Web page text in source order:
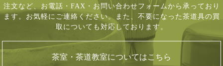
注文など、 お電話・FAX・お問い合わせフォームから承っており
ます。お気軽にご連絡ください。 また、不要になった茶道具の買
取についても対応しております。
茶室・茶道教室についてはこちら